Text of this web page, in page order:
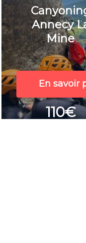
Annecy
Mine
En savoir
110€